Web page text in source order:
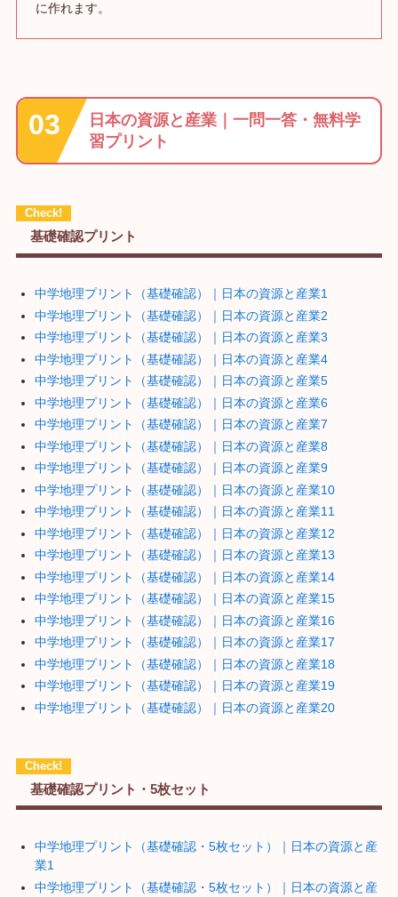
に作れます。
日本の資源と産業｜一問一答・無料学
習プリント
基礎確認プリント
中学地理プリント（基礎確認）｜日本の資源と産業1
中学地理プリント（基礎確認）｜日本の資源と産業2
中学地理プリント（基礎確認）｜日本の資源と産業3
中学地理プリント（基礎確認）｜日本の資源と産業4
中学地理プリント（基礎確認）｜日本の資源と産業5
中学地理プリント（基礎確認）｜日本の資源と産業6
中学地理プリント（基礎確認）｜日本の資源と産業7
中学地理プリント（基礎確認）｜日本の資源と産業8
中学地理プリント（基礎確認）｜日本の資源と産業9
中学地理プリント（基礎確認）｜日本の資源と産業10
中学地理プリント（基礎確認）｜日本の資源と産業11
中学地理プリント（基礎確認）｜日本の資源と産業12
中学地理プリント（基礎確認）｜日本の資源と産業13
中学地理プリント（基礎確認）｜日本の資源と産業14
中学地理プリント（基礎確認）｜日本の資源と産業15
中学地理プリント（基礎確認）｜日本の資源と産業16
中学地理プリント（基礎確認）｜日本の資源と産業17
中学地理プリント（基礎確認）｜日本の資源と産業18
中学地理プリント（基礎確認）｜日本の資源と産業19
中学地理プリント（基礎確認）｜日本の資源と産業20
基礎確認プリント・5枚セット
中学地理プリント（基礎確認・5枚セット）｜日本の資源と産
業1
中学地理プリント（基礎確認・5枚セット）｜日本の資源と産